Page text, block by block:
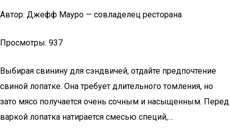
Автор: Джефф Мауро — совладелец ресторана
Просмотры: 937
Выбирая свинину для сэндвичей, отдайте предпочтение
свиной лопатке. Она требует длительного томления, но
зато мясо получается очень сочным и насыщенным. Перед
варкой лопатка натирается смесью специй,…